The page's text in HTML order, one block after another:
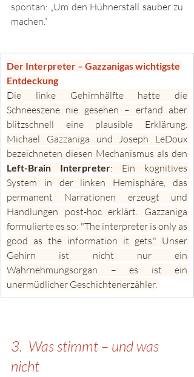
spontan: „Um den Hühnerstall sauber zu
machen.“
Der Interpreter – Gazzanigas wichtigste
Entdeckung
Die linke Gehirnhälfte hatte die
Schneeszene nie gesehen – erfand aber
blitzschnell eine plausible Erklärung.
Michael Gazzaniga und Joseph LeDoux
Left-Brain Interpreter: Ein kognitives
System in der linken Hemisphäre, das
permanent Narrationen erzeugt und
Handlungen post-hoc erklärt. Gazzaniga
formulierte es so: "The interpreter is only as
good as the information it gets." Unser
Gehirn ist nicht nur ein
Wahrnehmungsorgan – es ist ein
unermüdlicher Geschichtenerzähler.
3.  Was stimmt – und was
nicht